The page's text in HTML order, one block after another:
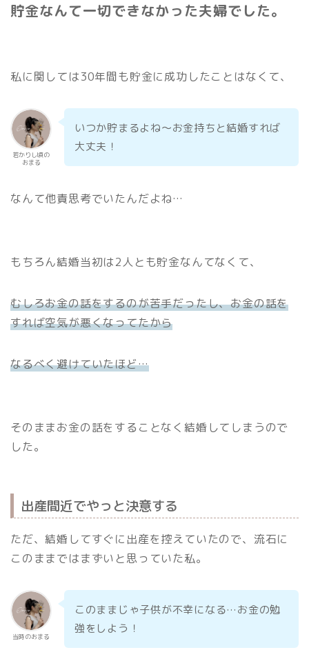
貯金なんて一切できなかった夫婦でした。
私に関しては30年間も貯金に成功したことはなくて、
若かりし頃の
おまる
いつか貯まるよね〜お金持ちと結婚すれば
大丈夫！
なんて他責思考でいたんだよね…
もちろん結婚当初は2人とも貯金なんてなくて、
むしろお金の話をするのが苦手だったし、お金の話を
すれば空気が悪くなってたから
なるべく避けていたほど…
そのままお金の話をすることなく結婚してしまうので
した。
出産間近でやっと決意する
ただ、結婚してすぐに出産を控えていたので、流石に
このままではまずいと思っていた私。
当時のおまる
このままじゃ子供が不幸になる…お金の勉
強をしよう！